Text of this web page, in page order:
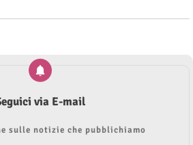
via E-mail
sulle notizie che pubblichiamo